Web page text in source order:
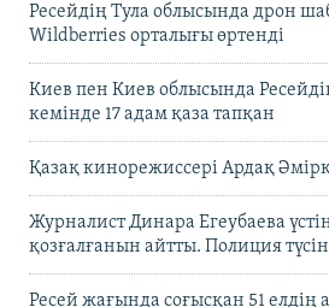
Ресейдің Тула облысында дрон
Wildberries орталығы өртенді
Киев пен Киев облысында
кемінде 17 адам қаза тапқан
Қазақ кинорежиссері Ардақ
Журналист Динара Егеубаева
қозғалғанын айтты. Полиция
Ресей жағында соғысқан 51 елдің